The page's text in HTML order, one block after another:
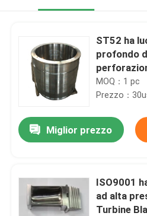
ST52 ha
profondo
MOQ：1 pc
Prezzo：
Miglior prezzo
ISO9001
ad alta
Turbine